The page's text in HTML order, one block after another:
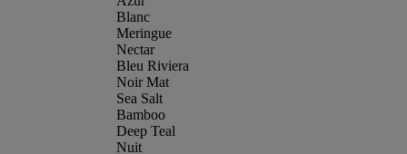
Blanc
Meringue
Nectar
Bleu Riviera
Noir Mat
Sea Salt
Bamboo
Deep Teal
Nuit